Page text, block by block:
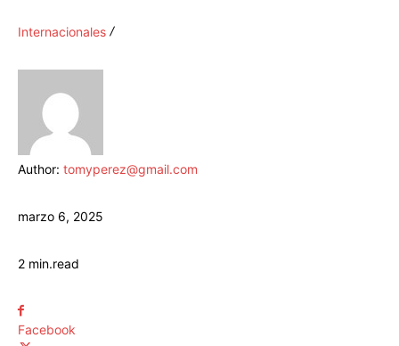
Internacionales
Author: tomyperez@gmail.com
marzo 6, 2025
2 min.read
Facebook